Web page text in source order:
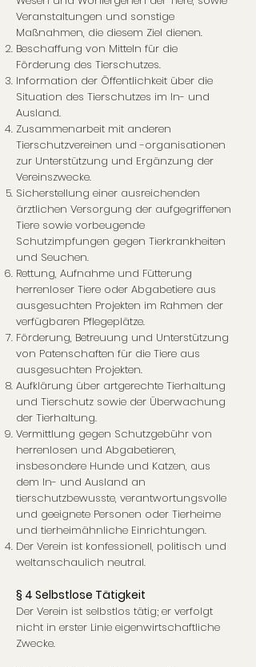
Veranstaltungen und sonstige
Maßnahmen, die diesem Ziel dienen.
Beschaffung von Mitteln für die
Förderung des Tierschutzes.
Information der Öffentlichkeit über die
Situation des Tierschutzes im In- und
Ausland.
Zusammenarbeit mit anderen
Tierschutzvereinen und -organisationen
zur Unterstützung und Ergänzung der
Vereinszwecke.
Sicherstellung einer ausreichenden
ärztlichen Versorgung der aufgegriffenen
Tiere sowie vorbeugende
Schutzimpfungen gegen Tierkrankheiten
und Seuchen.
Rettung, Aufnahme und Fütterung
herrenloser Tiere oder Abgabetiere aus
ausgesuchten Projekten im Rahmen der
verfügbaren Pflegeplätze.
Förderung, Betreuung und Unterstützung
von Patenschaften für die Tiere aus
ausgesuchten Projekten.
Aufklärung über artgerechte Tierhaltung
und Tierschutz sowie der Überwachung
der Tierhaltung.
Vermittlung gegen Schutzgebühr von
herrenlosen und Abgabetieren,
insbesondere Hunde und Katzen, aus
dem In- und Ausland an
tierschutzbewusste, verantwortungsvolle
und geeignete Personen oder Tierheime
und tierheimähnliche Einrichtungen.
Der Verein ist konfessionell, politisch und
weltanschaulich neutral.
§ 4 Selbstlose Tätigkeit
Der Verein ist selbstlos tätig; er verfolgt
nicht in erster Linie eigenwirtschaftliche
Zwecke.